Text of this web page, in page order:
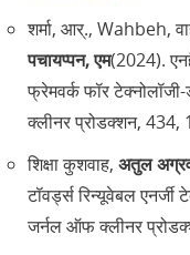
शर्मा, आर्‌., Wahbeh,
पचायप्पन, एम(2024).
फ्रेमवर्क फॉर
क्लीनर प्रोडक्शन, 434,
शिक्षा कुशवाह, अतुल
टॉवर्ड्स रिन्यूवेबल
जर्नल ऑफ क्लीनर